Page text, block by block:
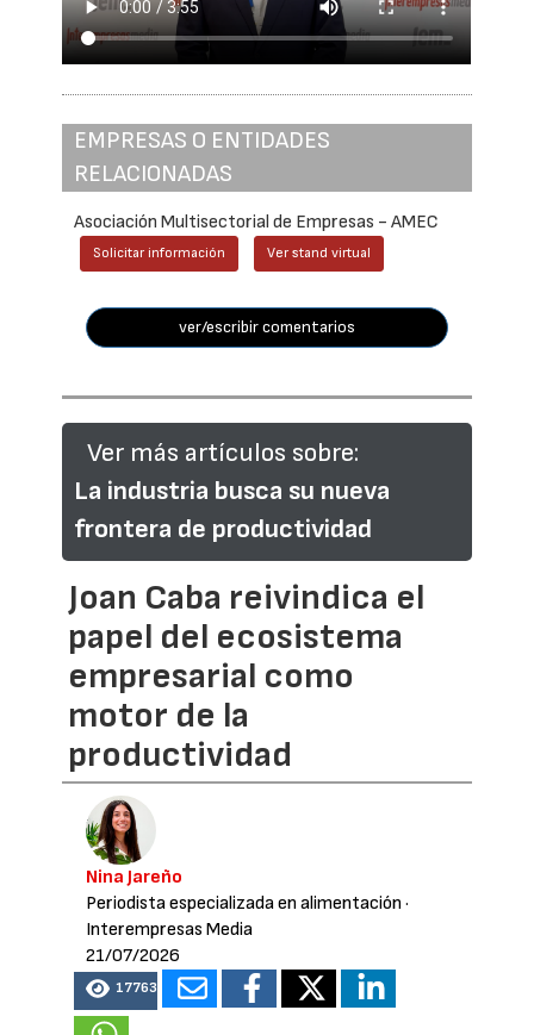
EMPRESAS O ENTIDADES
RELACIONADAS
Asociación Multisectorial de Empresas - AMEC
Solicitar información Ver stand virtual
ver/escribir comentarios
Ver más artículos sobre:
La industria busca su nueva
frontera de productividad
Joan Caba reivindica el
papel del ecosistema
empresarial como
motor de la
productividad
Nina Jareño
Periodista especializada en alimentación ·
Interempresas Media
21/07/2026
17763